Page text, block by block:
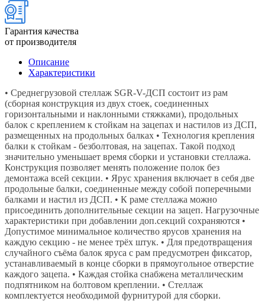
Гарантия качества
от производителя
Описание
Характеристики
• Среднегрузовой стеллаж SGR-V-ДСП состоит из рам
(сборная конструкция из двух стоек, соединенных
горизонтальными и наклонными стяжками), продольных
балок с креплением к стойкам на зацепах и настилов из ДСП,
размещенных на продольных балках • Технология крепления
балки к стойкам - безболтовая, на зацепах. Такой подход
значительно уменьшает время сборки и установки стеллажа.
Конструкция позволяет менять положение полок без
демонтажа всей секции. • Ярус хранения включает в себя две
продольные балки, соединенные между собой поперечными
балками и настил из ДСП. • К раме стеллажа можно
присоединить дополнительные секции на зацеп. Нагрузочные
характеристики при добавлении доп.секций сохраняются •
Допустимое минимальное количество ярусов хранения на
каждую секцию - не менее трёх штук. • Для предотвращения
случайного съёма балок яруса с рам предусмотрен фиксатор,
устанавливаемый в конце сборки в прямоугольное отверстие
каждого зацепа. • Каждая стойка снабжена металлическим
подпятником на болтовом креплении. • Стеллаж
комплектуется необходимой фурнитурой для сборки.